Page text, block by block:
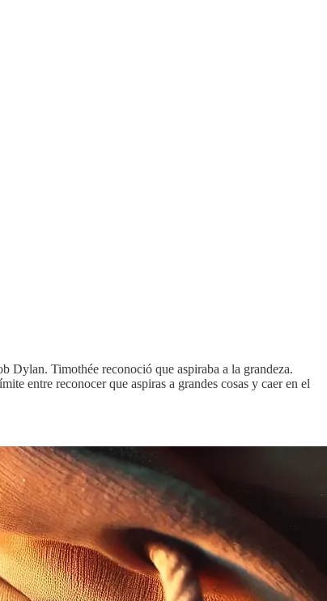
Timothée reconoció que aspiraba a la grandeza.
entre reconocer que aspiras a grandes cosas y caer en el